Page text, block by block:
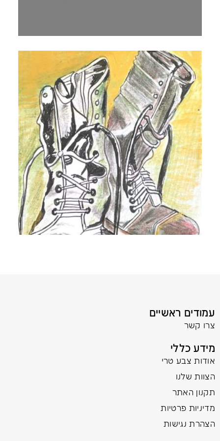
עמודים ראשיים
צרו קשר
מידע כללי
אודות צבע טרי
הצוות שלנו
תקנון האתר
מדיניות פרטיות
הצהרת נגישות